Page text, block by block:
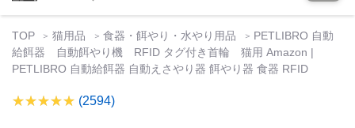
TOP 猫用品 食器・餌やり・水やり用品
PETLIBRO 自動
給餌器 自動餌やり機 RFID タグ付き首輪 猫用 Amazon |
PETLIBRO 自動給餌器 自動えさやり器 餌やり器 食器 RFID
(2594)